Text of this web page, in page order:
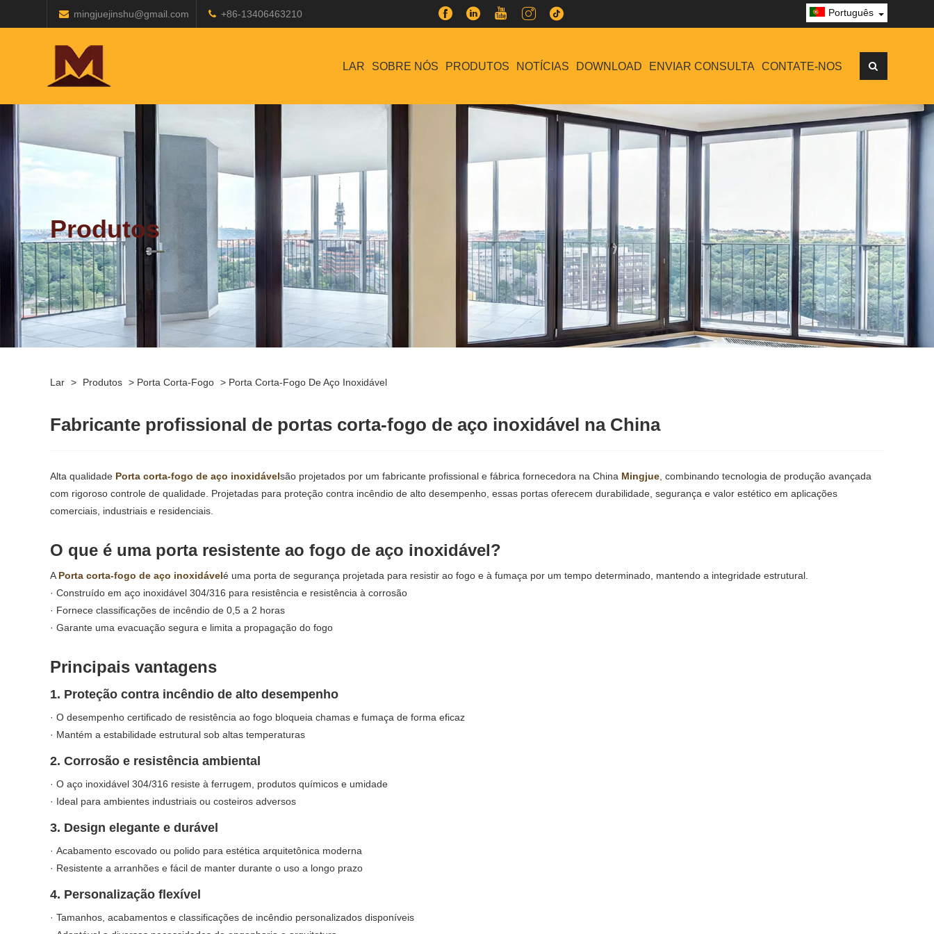
mingjuejinshu@gmail.com +86-13406463210 Português
LAR SOBRE NÓS PRODUTOS NOTÍCIAS DOWNLOAD ENVIAR CONSULTA CONTATE-NOS
Produtos
Lar > Produtos > Porta Corta-Fogo > Porta Corta-Fogo De Aço Inoxidável
Fabricante profissional de portas corta-fogo de aço inoxidável na China
Alta qualidade Porta corta-fogo de aço inoxidávelsão projetados por um fabricante profissional e fábrica fornecedora na China Mingjue , combinando tecnologia de produção avançada
com rigoroso controle de qualidade. Projetadas para proteção contra incêndio de alto desempenho, essas portas oferecem durabilidade, segurança e valor estético em aplicações
comerciais, industriais e residenciais.
O que é uma porta resistente ao fogo de aço inoxidável?
A Porta corta-fogo de aço inoxidávelé uma porta de segurança projetada para resistir ao fogo e à fumaça por um tempo determinado, mantendo a integridade estrutural.
· Construído em aço inoxidável 304/316 para resistência e resistência à corrosão
· Fornece classificações de incêndio de 0,5 a 2 horas
· Garante uma evacuação segura e limita a propagação do fogo
Principais vantagens
1. Proteção contra incêndio de alto desempenho
· O desempenho certificado de resistência ao fogo bloqueia chamas e fumaça de forma eficaz
· Mantém a estabilidade estrutural sob altas temperaturas
2. Corrosão e resistência ambiental
· O aço inoxidável 304/316 resiste à ferrugem, produtos químicos e umidade
· Ideal para ambientes industriais ou costeiros adversos
3. Design elegante e durável
· Acabamento escovado ou polido para estética arquitetônica moderna
· Resistente a arranhões e fácil de manter durante o uso a longo prazo
4. Personalização flexível
· Tamanhos, acabamentos e classificações de incêndio personalizados disponíveis